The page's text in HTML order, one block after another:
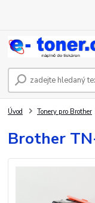
Úvod Tonery pro Brother
Brother